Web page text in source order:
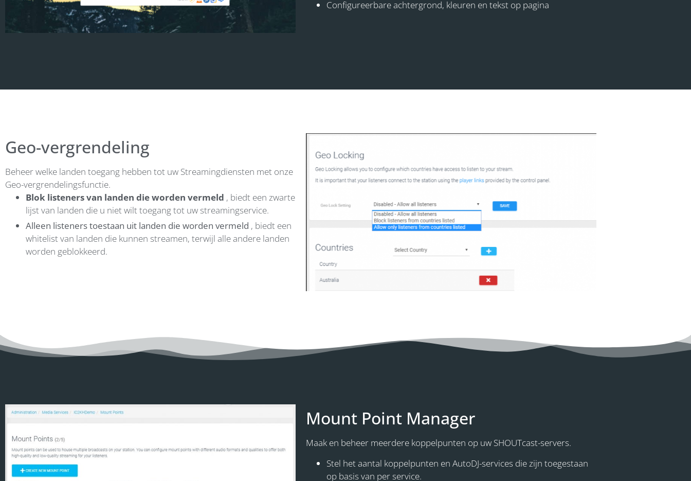
Configureerbare achtergrond, kleuren en tekst op pagina
Geo-vergrendeling
Beheer welke landen toegang hebben tot uw Streamingdiensten met onze
Geo-vergrendelingsfunctie.
Blok listeners van landen die worden vermeld , biedt een zwarte
lijst van landen die u niet wilt toegang tot uw streamingservice.
Alleen listeners toestaan uit landen die worden vermeld , biedt een
whitelist van landen die kunnen streamen, terwijl alle andere landen
worden geblokkeerd.
Mount Point Manager
Maak en beheer meerdere koppelpunten op uw SHOUTcast-servers.
Stel het aantal koppelpunten en AutoDJ-services die zijn toegestaan
op basis van per service.